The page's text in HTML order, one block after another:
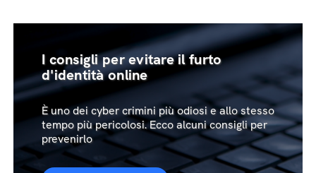
I consigli per evitare il furto
d'identità online
È uno dei cyber crimini più odiosi e allo stesso
tempo più pericolosi. Ecco alcuni consigli per
prevenirlo